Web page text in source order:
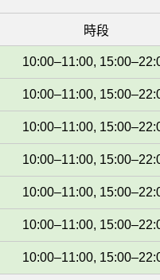
時段
10:00–11:00,
10:00–11:00,
10:00–11:00,
10:00–11:00,
10:00–11:00,
10:00–11:00,
10:00–11:00,